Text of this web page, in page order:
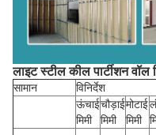
लाइट स्टील कील पार्टीशन वॉल
सामान विनिर्देश
ऊंचाई
मिमी
चौड़ाई
मिमी
मोटाई
मिमी